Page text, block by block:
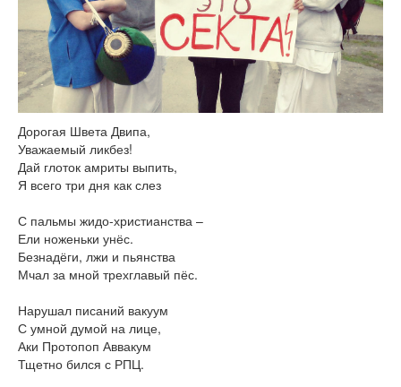
Книги
Аудио
Видео
Контакты
Наши контакты
Помощь Швета Двипе
Дорогая Швета Двипа,
Уважаемый ликбез!
Дай глоток амриты выпить,
Я всего три дня как слез
С пальмы жидо-христианства –
Ели ноженьки унёс.
Безнадёги, лжи и пьянства
Мчал за мной трехглавый пёс.
Нарушал писаний вакуум
С умной думой на лице,
Аки Протопоп Аввакум
Тщетно бился с РПЦ.